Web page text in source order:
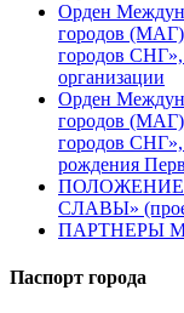
Орден
городов (МАГ)
городов СНГ»,
организации
Орден
городов (МАГ)
городов
рождения
ПОЛОЖЕНИЕ
СЛАВЫ»
ПАРТНЕРЫ
Паспорт города